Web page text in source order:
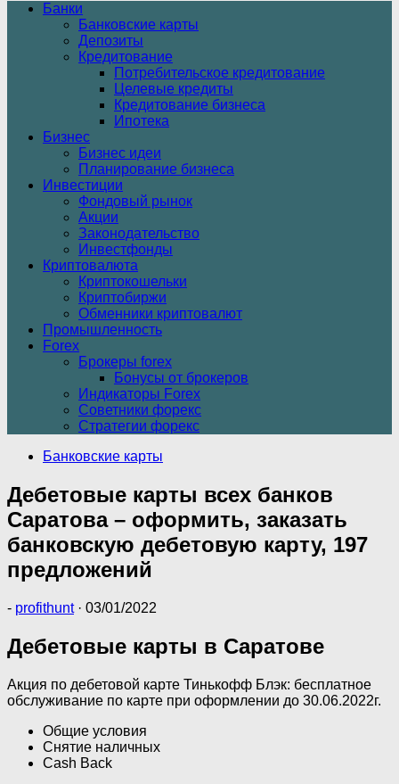
Банки
Банковские карты
Депозиты
Кредитование
Потребительское кредитование
Целевые кредиты
Кредитование бизнеса
Ипотека
Бизнес
Бизнес идеи
Планирование бизнеса
Инвестиции
Фондовый рынок
Акции
Законодательство
Инвестфонды
Криптовалюта
Криптокошельки
Криптобиржи
Обменники криптовалют
Промышленность
Forex
Брокеры forex
Бонусы от брокеров
Индикаторы Forex
Советники форекс
Стратегии форекс
Банковские карты
Дебетовые карты всех банков
Саратова – оформить, заказать
банковскую дебетовую карту, 197
предложений
- profithunt · 03/01/2022
Дебетовые карты в Саратове
Акция по дебетовой карте Тинькофф Блэк: бесплатное
обслуживание по карте при оформлении до 30.06.2022г.
Общие условия
Снятие наличных
Cash Back